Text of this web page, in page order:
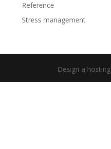
Reference
Stress management
Design a hosting